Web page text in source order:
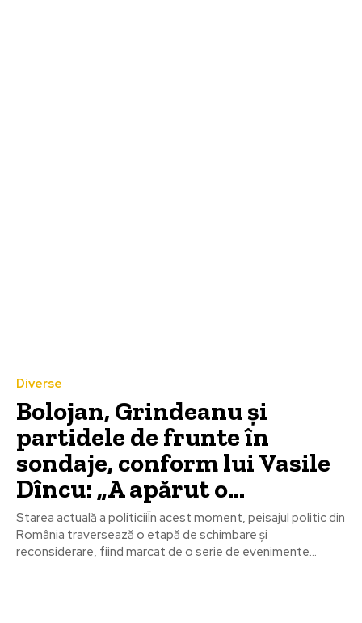
Diverse
Bolojan, Grindeanu și
partidele de frunte în
sondaje, conform lui Vasile
Dîncu: „A apărut o…
Starea actuală a politiciiÎn acest moment, peisajul politic din
România traversează o etapă de schimbare și
reconsiderare, fiind marcat de o serie de evenimente...